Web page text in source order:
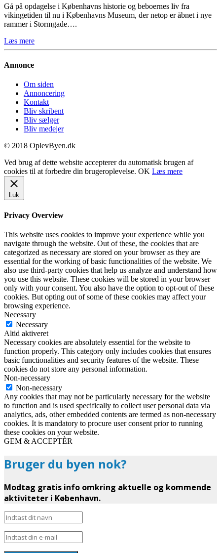
Gå på opdagelse i Københavns historie og beboernes liv fra
vikingetiden til nu i Københavns Museum, der netop er åbnet i nye
rammer i Stormgade….
Læs mere
Annonce
Om siden
Annoncering
Kontakt
Bliv skribent
Bliv sælger
Bliv medejer
© 2018 OplevByen.dk
Ved brug af dette website accepterer du automatisk brugen af
cookies til at forbedre din brugeroplevelse. OK Læs mere
Luk
Privacy Overview
This website uses cookies to improve your experience while you
navigate through the website. Out of these, the cookies that are
categorized as necessary are stored on your browser as they are
essential for the working of basic functionalities of the website. We
also use third-party cookies that help us analyze and understand how
you use this website. These cookies will be stored in your browser
only with your consent. You also have the option to opt-out of these
cookies. But opting out of some of these cookies may affect your
browsing experience.
Necessary
Necessary
Altid aktiveret
Necessary cookies are absolutely essential for the website to
function properly. This category only includes cookies that ensures
basic functionalities and security features of the website. These
cookies do not store any personal information.
Non-necessary
Non-necessary
Any cookies that may not be particularly necessary for the website
to function and is used specifically to collect user personal data via
analytics, ads, other embedded contents are termed as non-necessary
cookies. It is mandatory to procure user consent prior to running
these cookies on your website.
GEM & ACCEPTÈR
Bruger du byen nok?
Modtag gratis info omkring aktuelle og kommende
aktiviteter i København.